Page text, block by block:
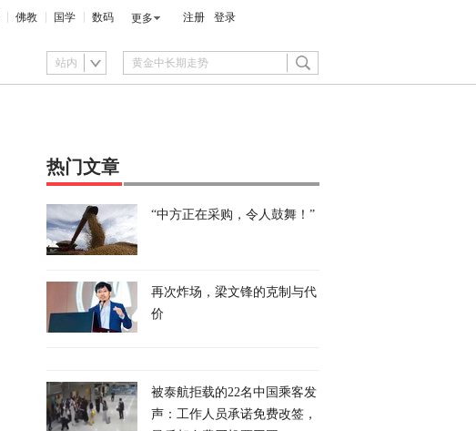
佛教 国学 数码 更多 注册 登录
站内
热门文章
“中方正在采购，令人鼓舞！”
再次炸场，梁文锋的克制与代
价
被泰航拒载的22名中国乘客发
声：工作人员承诺免费改签，